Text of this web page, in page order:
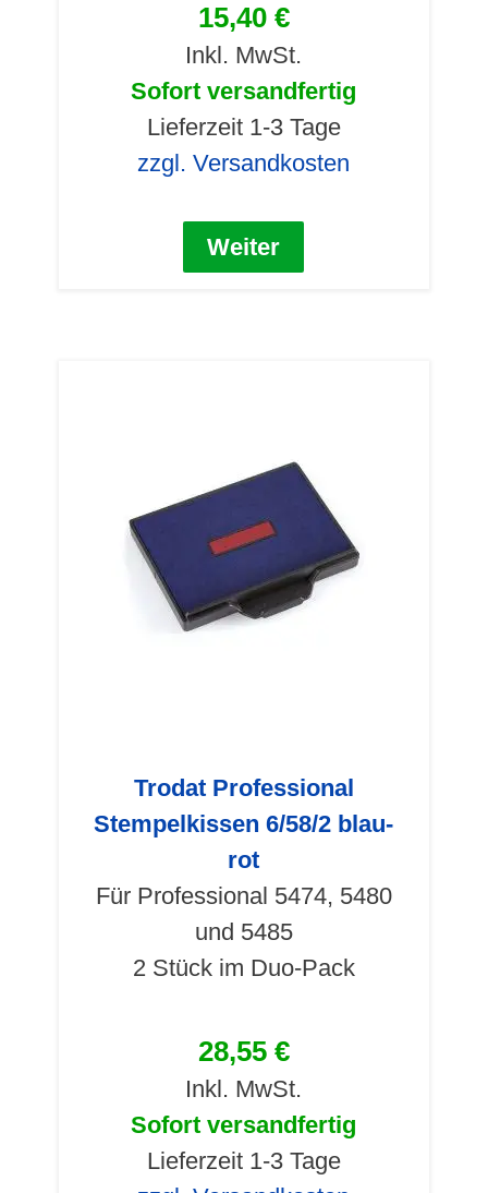
15,40 €
Inkl. MwSt.
Sofort versandfertig
Lieferzeit 1-3 Tage
zzgl. Versandkosten
Weiter
Trodat Professional
Stempelkissen 6/58/2 blau-
rot
Für Professional 5474, 5480
und 5485
2 Stück im Duo-Pack
28,55 €
Inkl. MwSt.
Sofort versandfertig
Lieferzeit 1-3 Tage